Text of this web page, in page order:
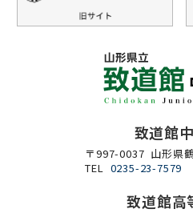
致道館
〒997-0037 山形県
TEL 0235-23-7579
致道館高